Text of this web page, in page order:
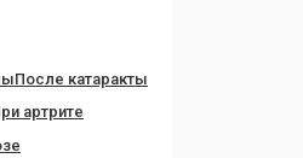
После катаракты
артрите